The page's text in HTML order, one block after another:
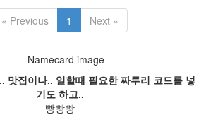
« Previous 1 Next »
맛집이나.. 일할때 필요한 짜투리 코드를 넣
기도 하고..
빵빵빵